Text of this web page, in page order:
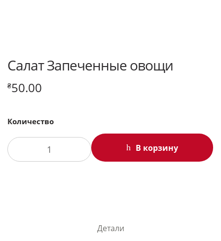
Салат Запеченные овощи
₴50.00
Количество
В корзину
Детали